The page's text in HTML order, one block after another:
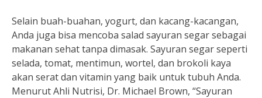
Selain buah-buahan, yogurt, dan kacang-kacangan,
Anda juga bisa mencoba salad sayuran segar sebagai
makanan sehat tanpa dimasak. Sayuran segar seperti
selada, tomat, mentimun, wortel, dan brokoli kaya
akan serat dan vitamin yang baik untuk tubuh Anda.
Menurut Ahli Nutrisi, Dr. Michael Brown, “Sayuran